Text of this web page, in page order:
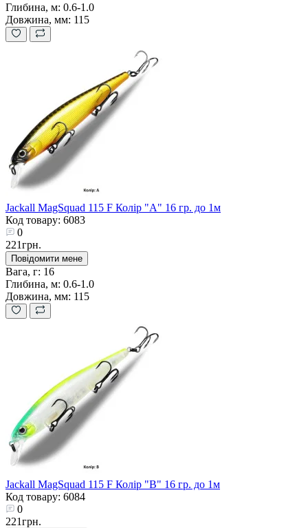
Глибина, м: 0.6-1.0
Довжина, мм: 115
Jackall MagSquad 115 F Колір "A" 16 гр. до 1м
Код товару: 6083
0
221грн.
Повідомити мене
Вага, г: 16
Глибина, м: 0.6-1.0
Довжина, мм: 115
Jackall MagSquad 115 F Колір "B" 16 гр. до 1м
Код товару: 6084
0
221грн.